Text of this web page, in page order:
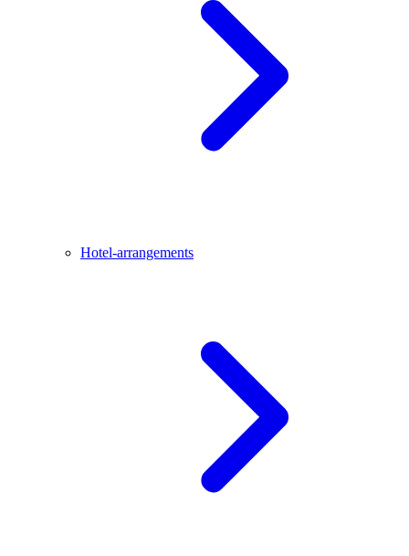
Hotel-arrangements